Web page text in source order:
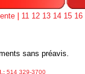
11 12 13 14 15 16
sans préavis.
514 329-3700